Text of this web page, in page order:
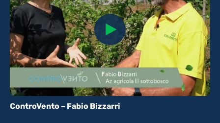
ControVento – Fabio Bizzarri